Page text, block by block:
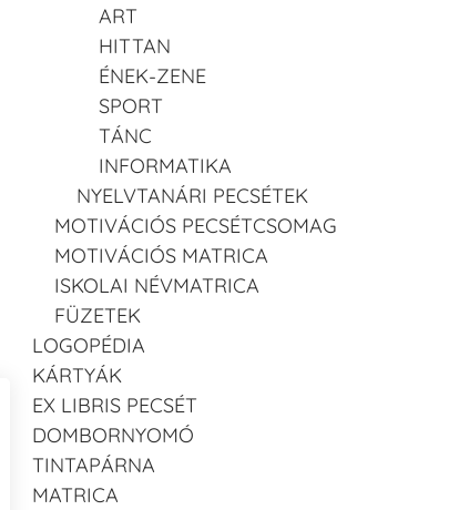
ART
HITTAN
ÉNEK-ZENE
SPORT
TÁNC
INFORMATIKA
NYELVTANÁRI PECSÉTEK
MOTIVÁCIÓS PECSÉTCSOMAG
MOTIVÁCIÓS MATRICA
ISKOLAI NÉVMATRICA
FÜZETEK
LOGOPÉDIA
KÁRTYÁK
EX LIBRIS PECSÉT
DOMBORNYOMÓ
TINTAPÁRNA
MATRICA